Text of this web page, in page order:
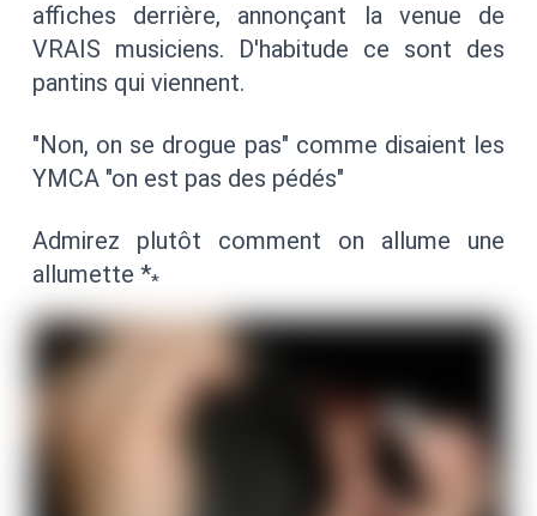
affiches derrière, annonçant la venue de
VRAIS musiciens. D'habitude ce sont des
pantins qui viennent.
"Non, on se drogue pas" comme disaient les
YMCA "on est pas des pédés"
Admirez plutôt comment on allume une
allumette **